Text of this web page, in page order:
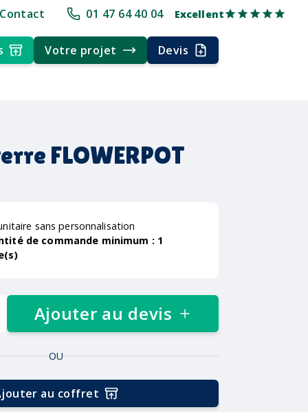
+30 ans d'expérience Délai rapide Délai rapide Livraison
Contact 01 47 64 40 04 Excellent
Votre projet Devis
FLOWERPOT
sans personnalisation
de commande minimum : 1
Ajouter au devis
OU
au coffret